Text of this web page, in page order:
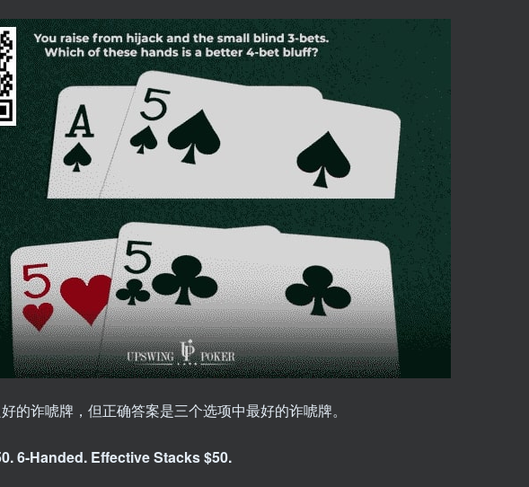
的诈唬牌，但正确答案是三个选项中最好的诈唬牌。
6-Handed. Effective Stacks $50.